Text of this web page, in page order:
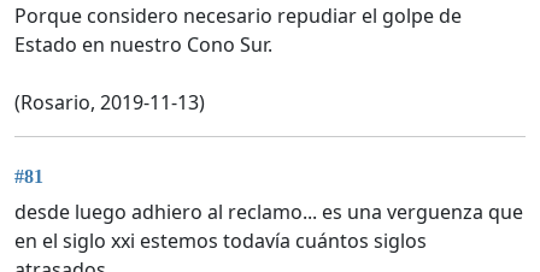
Porque considero necesario repudiar el golpe de
Estado en nuestro Cono Sur.
(Rosario, 2019-11-13)
#81
desde luego adhiero al reclamo... es una verguenza que
en el siglo xxi estemos todavía cuántos siglos